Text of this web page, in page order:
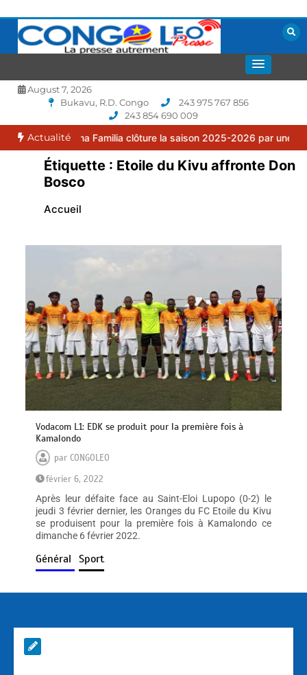
contenu
CONGOLEO
August 7, 2026
Bukavu, R.D. Congo
243 975 767 856
243 854 690 009
Actualité
: le FC Puma Familia clôture la saison 2025-2026 par une
Étiquette : Etoile du Kivu affronte Don
Bosco
Accueil
Vodacom L1: EDK se produit pour la première fois à
Kamalondo
parCONGOLEO
février 6, 2022
Après leur défaite face au Saint-Eloi Lupopo (0-2) le
jeudi 3 février dernier, les Oranges du FC Etoile du Kivu
se produisent pour la première fois à Kamalondo ce
dimanche 6 février 2022.
Général Sport